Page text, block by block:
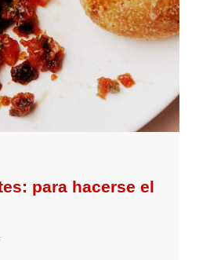
para hacerse el